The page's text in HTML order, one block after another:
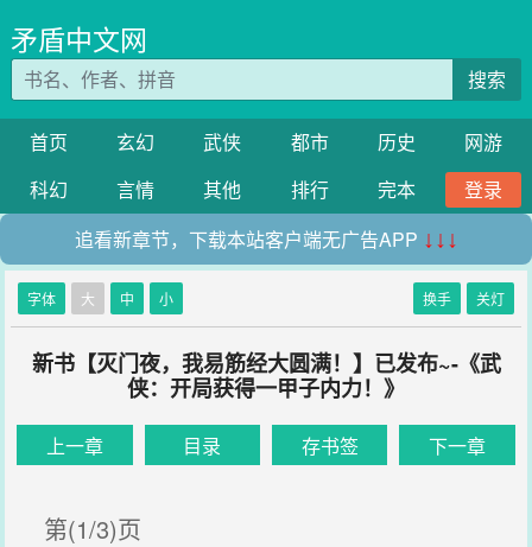
矛盾中文网
搜索
首页 玄幻 武侠 都市 历史
网游
科幻
言情 其他 排行 完本
登录
追看新章节，下载本站客户端无广告APP ↓↓↓
字体 大 中 小 换手 关灯
新书【灭门夜，我易筋经大圆满！】已发布~-《武
侠：开局获得一甲子内力！》
上一章 目录 存书签 下一章
第(1/3)页